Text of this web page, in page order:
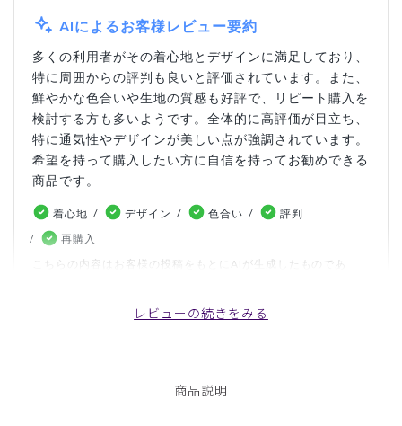
AIによるお客様レビュー要約
多くの利用者がその着心地とデザインに満足しており、
特に周囲からの評判も良いと評価されています。また、
鮮やかな色合いや生地の質感も好評で、リピート購入を
検討する方も多いようです。全体的に高評価が目立ち、
特に通気性やデザインが美しい点が強調されています。
希望を持って購入したい方に自信を持ってお勧めできる
商品です。
着心地 デザイン 色合い
評判
再購入
こちらの内容はお客様の投稿をもとにAIが生成したものであ
レビューの続きをみる
商品説明